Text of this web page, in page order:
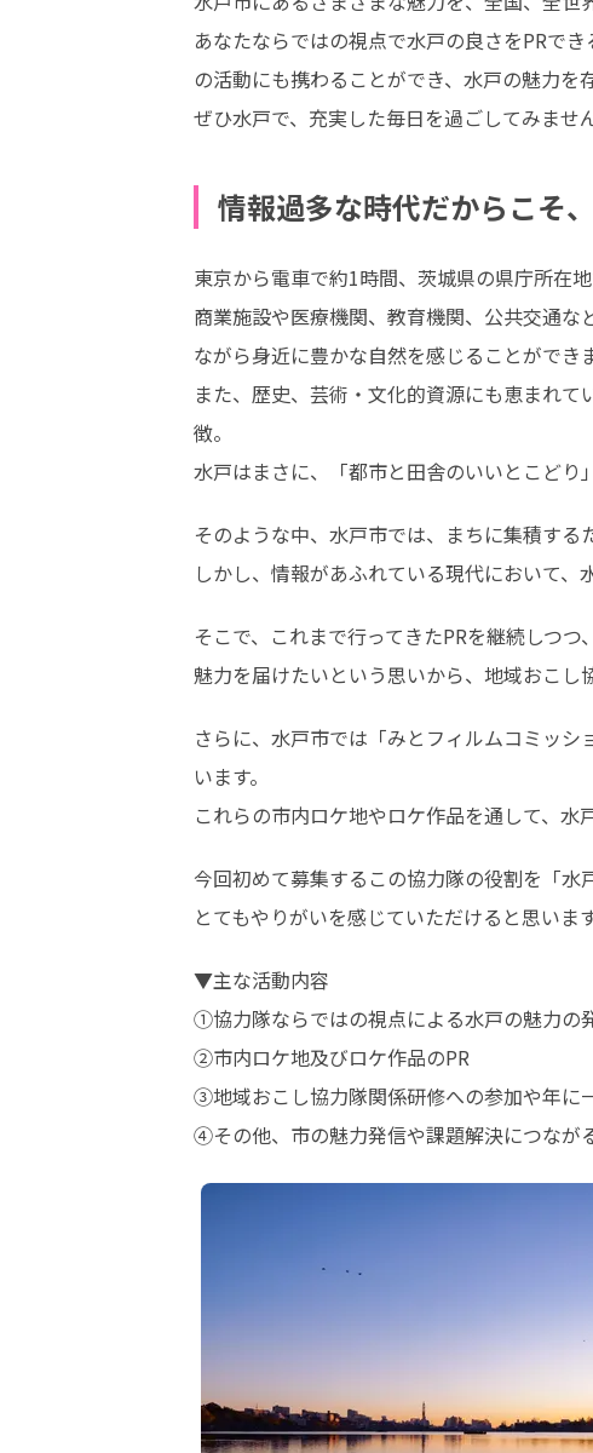
あなたならではの視点で水戸の良さをPRで
の活動にも携わることができ、水戸の魅力を
ぜひ水戸で、充実した毎日を過ごしてみませ
情報過多な時代だからこそ
東京から電車で約1時間、茨城県の県庁所在地
商業施設や医療機関、教育機関、公共交通
ながら身近に豊かな自然を感じることができま
また、歴史、芸術・文化的資源にも恵まれ
徴。
水戸はまさに、「都市と田舎のいいとこどり
そのような中、水戸市では、まちに集積する
しかし、情報があふれている現代において、
そこで、これまで行ってきたPRを継続しつ
魅力を届けたいという思いから、地域おこし
さらに、水戸市では「みとフィルムコミッ
います。
これらの市内ロケ地やロケ作品を通して、水
今回初めて募集するこの協力隊の役割を「水
とてもやりがいを感じていただけると思い
▼主な活動内容
①協力隊ならではの視点による水戸の魅力の
②市内ロケ地及びロケ作品のPR
③地域おこし協力隊関係研修への参加や年に
④その他、市の魅力発信や課題解決につなが